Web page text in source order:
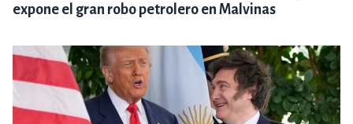
expone el gran robo petrolero en Malvinas